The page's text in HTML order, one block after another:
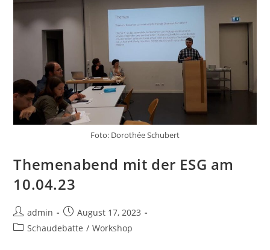
Foto: Dorothée Schubert
Themenabend mit der ESG am
10.04.23
admin
August 17, 2023
Schaudebatte / Workshop